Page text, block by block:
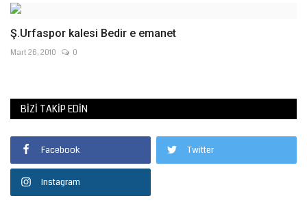
Ş.Urfaspor kalesi Bedir e emanet
Mart 26, 2010 0
BIZI TAKIP EDIN
Facebook Twitter
Instagram